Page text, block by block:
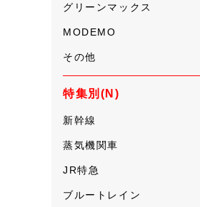
グリーンマックス
MODEMO
その他
特集別(N)
新幹線
蒸気機関車
JR特急
ブルートレイン